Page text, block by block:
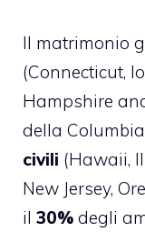
Il matrimonio
(Connecticut,
Hampshire
della
civili (Hawaii,
New Jersey,
il 30% degli